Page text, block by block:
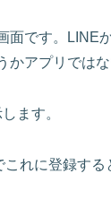
面です。LINE
かアプリではな
ます。
れに登録する